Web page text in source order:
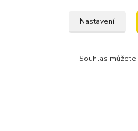
+420 607 583 609
info@cardsworld.cz
Nastavení
Souhlas